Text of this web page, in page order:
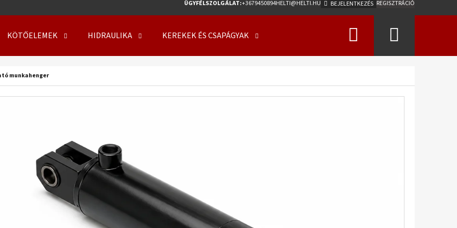
ÜGYFÉLSZOLGÁLAT:+3679450894HELTI@HELTI.HU BEJELENTKEZÉS REGISZTRÁCIÓ
KÖTŐELEMEK HIDRAULIKA KEREKEK ÉS CSAPÁGYAK Keresés
munkahenger
AJÁNLJUK
KERÉK SZERELVE 500/50 - 17 14PR, TL, 149
A8, FLOTATION 648 + 6X17.0/161/205 ET0
KERÉK SZERELVE 500/50 - 17 18PR, TL, AW-
708 + 8X21.3/220/275 A2 ET0
254 000 Ft